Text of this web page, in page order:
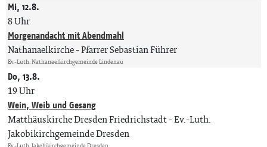
Mi, 12.8.
8 Uhr
Morgenandacht mit Abendmahl
Nathanaelkirche Pfarrer Sebastian Führer
Ev.-Luth. Nathanaelkirchgemeinde Lindenau
Do, 13.8.
19 Uhr
Wein, Weib und Gesang
Matthäuskirche Dresden Friedrichstadt Ev.-Luth.
Jakobikirchgemeinde Dresden